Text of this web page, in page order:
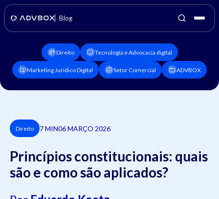
Blog
Direito Tecnologia e Advocacia digital
Marketing Jurídico Digital Setor Comercial ADVBOX
Direito 7 MIN06 MARÇO 2026
Princípios constitucionais: quais
são e como são aplicados?